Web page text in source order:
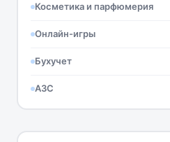
Косметика и парфюмерия
Онлайн-игры
Бухучет
АЗС